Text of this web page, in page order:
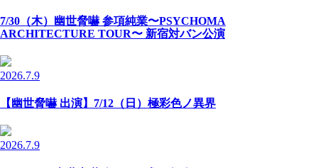
7/30（木）幽世脅嚇 参項純業〜PSYCHOMA
ARCHITECTURE TOUR〜 新宿対バン公演
2026.7.9
【幽世脅嚇 出演】7/12（日）極彩色ノ異界
2026.7.9